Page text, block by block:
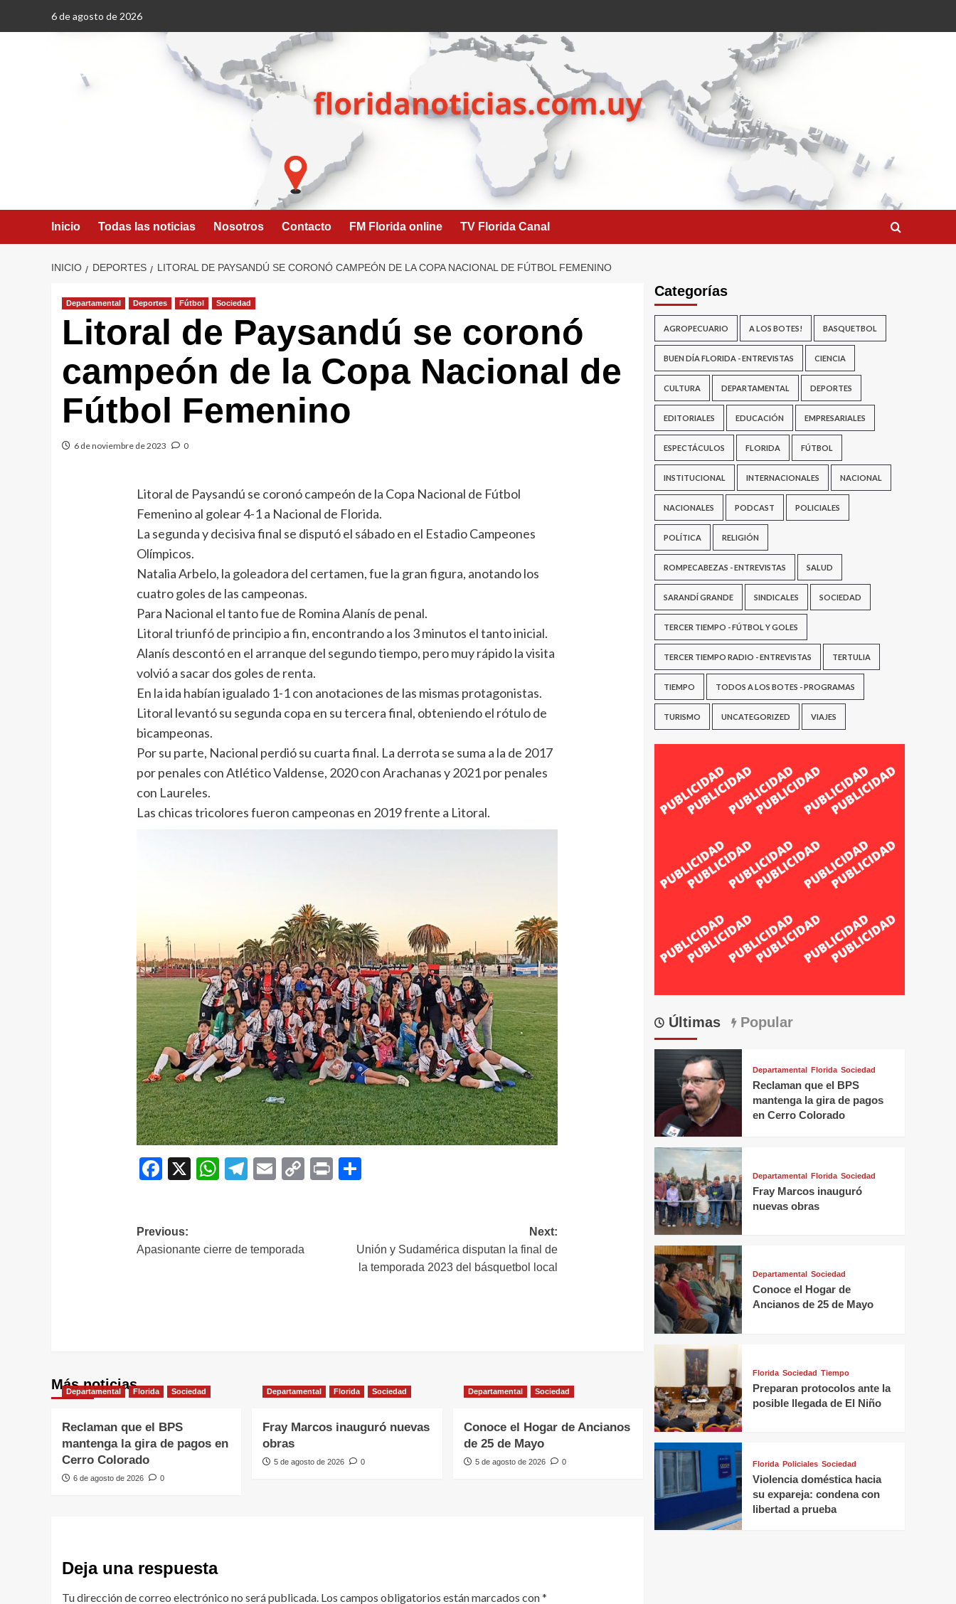
6 de agosto de 2026
Inicio Todas las noticias Nosotros Contacto FM Florida online TV Florida Canal
INICIO DEPORTES LITORAL DE PAYSANDÚ SE CORONÓ CAMPEÓN DE LA COPA NACIONAL DE FÚTBOL FEMENINO
Departamental Deportes Fútbol Sociedad
Litoral de Paysandú se coronó
campeón de la Copa Nacional de
Fútbol Femenino
6 de noviembre de 2023 0
Litoral de Paysandú se coronó campeón de la Copa Nacional de Fútbol
Femenino al golear 4-1 a Nacional de Florida.
La segunda y decisiva final se disputó el sábado en el Estadio Campeones
Olímpicos.
Natalia Arbelo, la goleadora del certamen, fue la gran figura, anotando los
cuatro goles de las campeonas.
Para Nacional el tanto fue de Romina Alanís de penal.
Litoral triunfó de principio a fin, encontrando a los 3 minutos el tanto inicial.
Alanís descontó en el arranque del segundo tiempo, pero muy rápido la visita
volvió a sacar dos goles de renta.
En la ida habían igualado 1-1 con anotaciones de las mismas protagonistas.
Litoral levantó su segunda copa en su tercera final, obteniendo el rótulo de
bicampeonas.
Por su parte, Nacional perdió su cuarta final. La derrota se suma a la de 2017
por penales con Atlético Valdense, 2020 con Arachanas y 2021 por penales
con Laureles.
Las chicas tricolores fueron campeonas en 2019 frente a Litoral.
Facebook
X WhatsApp
Telegram
EmailCopyPrint
Navegación
de
Previous:
Apasionante cierre de temporada
Next:
Unión y Sudamérica disputan la final de
la temporada 2023 del básquetbol local
Más noticias
Departamental Florida Sociedad
Reclaman que el BPS
mantenga la gira de pagos en
Cerro Colorado
6 de agosto de 2026 0
Departamental Florida Sociedad
Fray Marcos inauguró nuevas
obras
5 de agosto de 2026 0
Departamental Sociedad
Conoce el Hogar de Ancianos
de 25 de Mayo
5 de agosto de 2026 0
Deja una respuesta
Tu dirección de correo electrónico no será publicada. Los campos obligatorios están marcados con*
Categorías
AGROPECUARIO A LOS BOTES! BASQUETBOL
BUEN DÍA FLORIDA - ENTREVISTAS CIENCIA
CULTURA DEPARTAMENTAL DEPORTES
EDITORIALES EDUCACIÓN EMPRESARIALES
ESPECTÁCULOS FLORIDA FÚTBOL
INSTITUCIONAL INTERNACIONALES NACIONAL
NACIONALES PODCAST POLICIALES
POLÍTICA RELIGIÓN
ROMPECABEZAS - ENTREVISTAS SALUD
SARANDÍ GRANDE SINDICALES SOCIEDAD
TERCER TIEMPO - FÚTBOL Y GOLES
TERCER TIEMPO RADIO - ENTREVISTAS TERTULIA
TIEMPO TODOS A LOS BOTES - PROGRAMAS
TURISMO UNCATEGORIZED VIAJES
Últimas Popular
Departamental Florida Sociedad
Reclaman que el BPS
mantenga la gira de pagos
en Cerro Colorado
Departamental Florida Sociedad
Fray Marcos inauguró
nuevas obras
Departamental Sociedad
Conoce el Hogar de
Ancianos de 25 de Mayo
Florida Sociedad Tiempo
Preparan protocolos ante la
posible llegada de El Niño
Florida Policiales Sociedad
Violencia doméstica hacia
su expareja: condena con
libertad a prueba